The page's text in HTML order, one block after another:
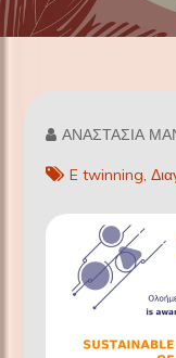
ΑΝΑΣΤΑΣΙΑ
E twinning